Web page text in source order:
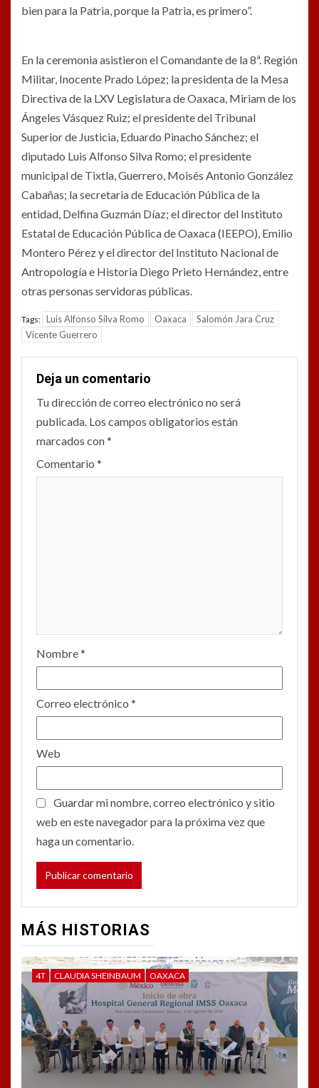
bien para la Patria, porque la Patria, es primero”.
En la ceremonia asistieron el Comandante de la 8ª. Región
Militar, Inocente Prado López; la presidenta de la Mesa
Directiva de la LXV Legislatura de Oaxaca, Miriam de los
Ángeles Vásquez Ruiz; el presidente del Tribunal
Superior de Justicia, Eduardo Pinacho Sánchez; el
diputado Luis Alfonso Silva Romo; el presidente
municipal de Tixtla, Guerrero, Moisés Antonio González
Cabañas; la secretaria de Educación Pública de la
entidad, Delfina Guzmán Díaz; el director del Instituto
Estatal de Educación Pública de Oaxaca (IEEPO), Emilio
Montero Pérez y el director del Instituto Nacional de
Antropología e Historia Diego Prieto Hernández, entre
otras personas servidoras públicas.
Tags: Luis Alfonso Silva Romo Oaxaca
Salomón Jara Cruz
Vicente Guerrero
Deja un comentario
Tu dirección de correo electrónico no será
publicada. Los campos obligatorios están
marcados con*
Comentario *
Nombre*
Correo electrónico *
Web
Guardar mi nombre, correo electrónico y sitio
web en este navegador para la próxima vez que
haga un comentario.
MÁS HISTORIAS
4T CLAUDIA SHEINBAUM OAXACA